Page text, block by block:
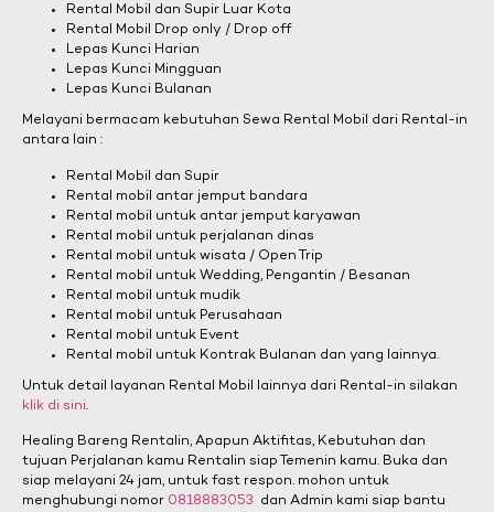
Rental Mobil dan Supir Luar Kota
Rental Mobil Drop only / Drop off
Lepas Kunci Harian
Lepas Kunci Mingguan
Lepas Kunci Bulanan
Melayani bermacam kebutuhan Sewa Rental Mobil dari Rental-in
antara lain :
Rental Mobil dan Supir
Rental mobil antar jemput bandara
Rental mobil untuk antar jemput karyawan
Rental mobil untuk perjalanan dinas
Rental mobil untuk wisata / Open Trip
Rental mobil untuk Wedding, Pengantin / Besanan
Rental mobil untuk mudik
Rental mobil untuk Perusahaan
Rental mobil untuk Event
Rental mobil untuk Kontrak Bulanan dan yang lainnya.
Untuk detail layanan Rental Mobil lainnya dari Rental-in silakan
klik di sini.
Healing Bareng Rentalin, Apapun Aktifitas, Kebutuhan dan
tujuan Perjalanan kamu Rentalin siap Temenin kamu. Buka dan
siap melayani 24 jam, untuk fast respon. mohon untuk
menghubungi nomor 0818883053 dan Admin kami siap bantu